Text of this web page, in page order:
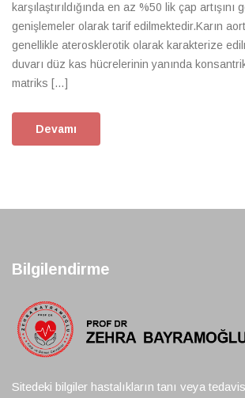
karşılaştırıldığında en az %50 lik çap artışını
genişlemeler olarak tarif edilmektedir.Karın
genellikle aterosklerotik olarak karakterize
duvarı düz kas hücrelerinin yanında
matriks […]
Devamı
Bilgilendirme
Sitedeki bilgiler hastalıkların tanı veya